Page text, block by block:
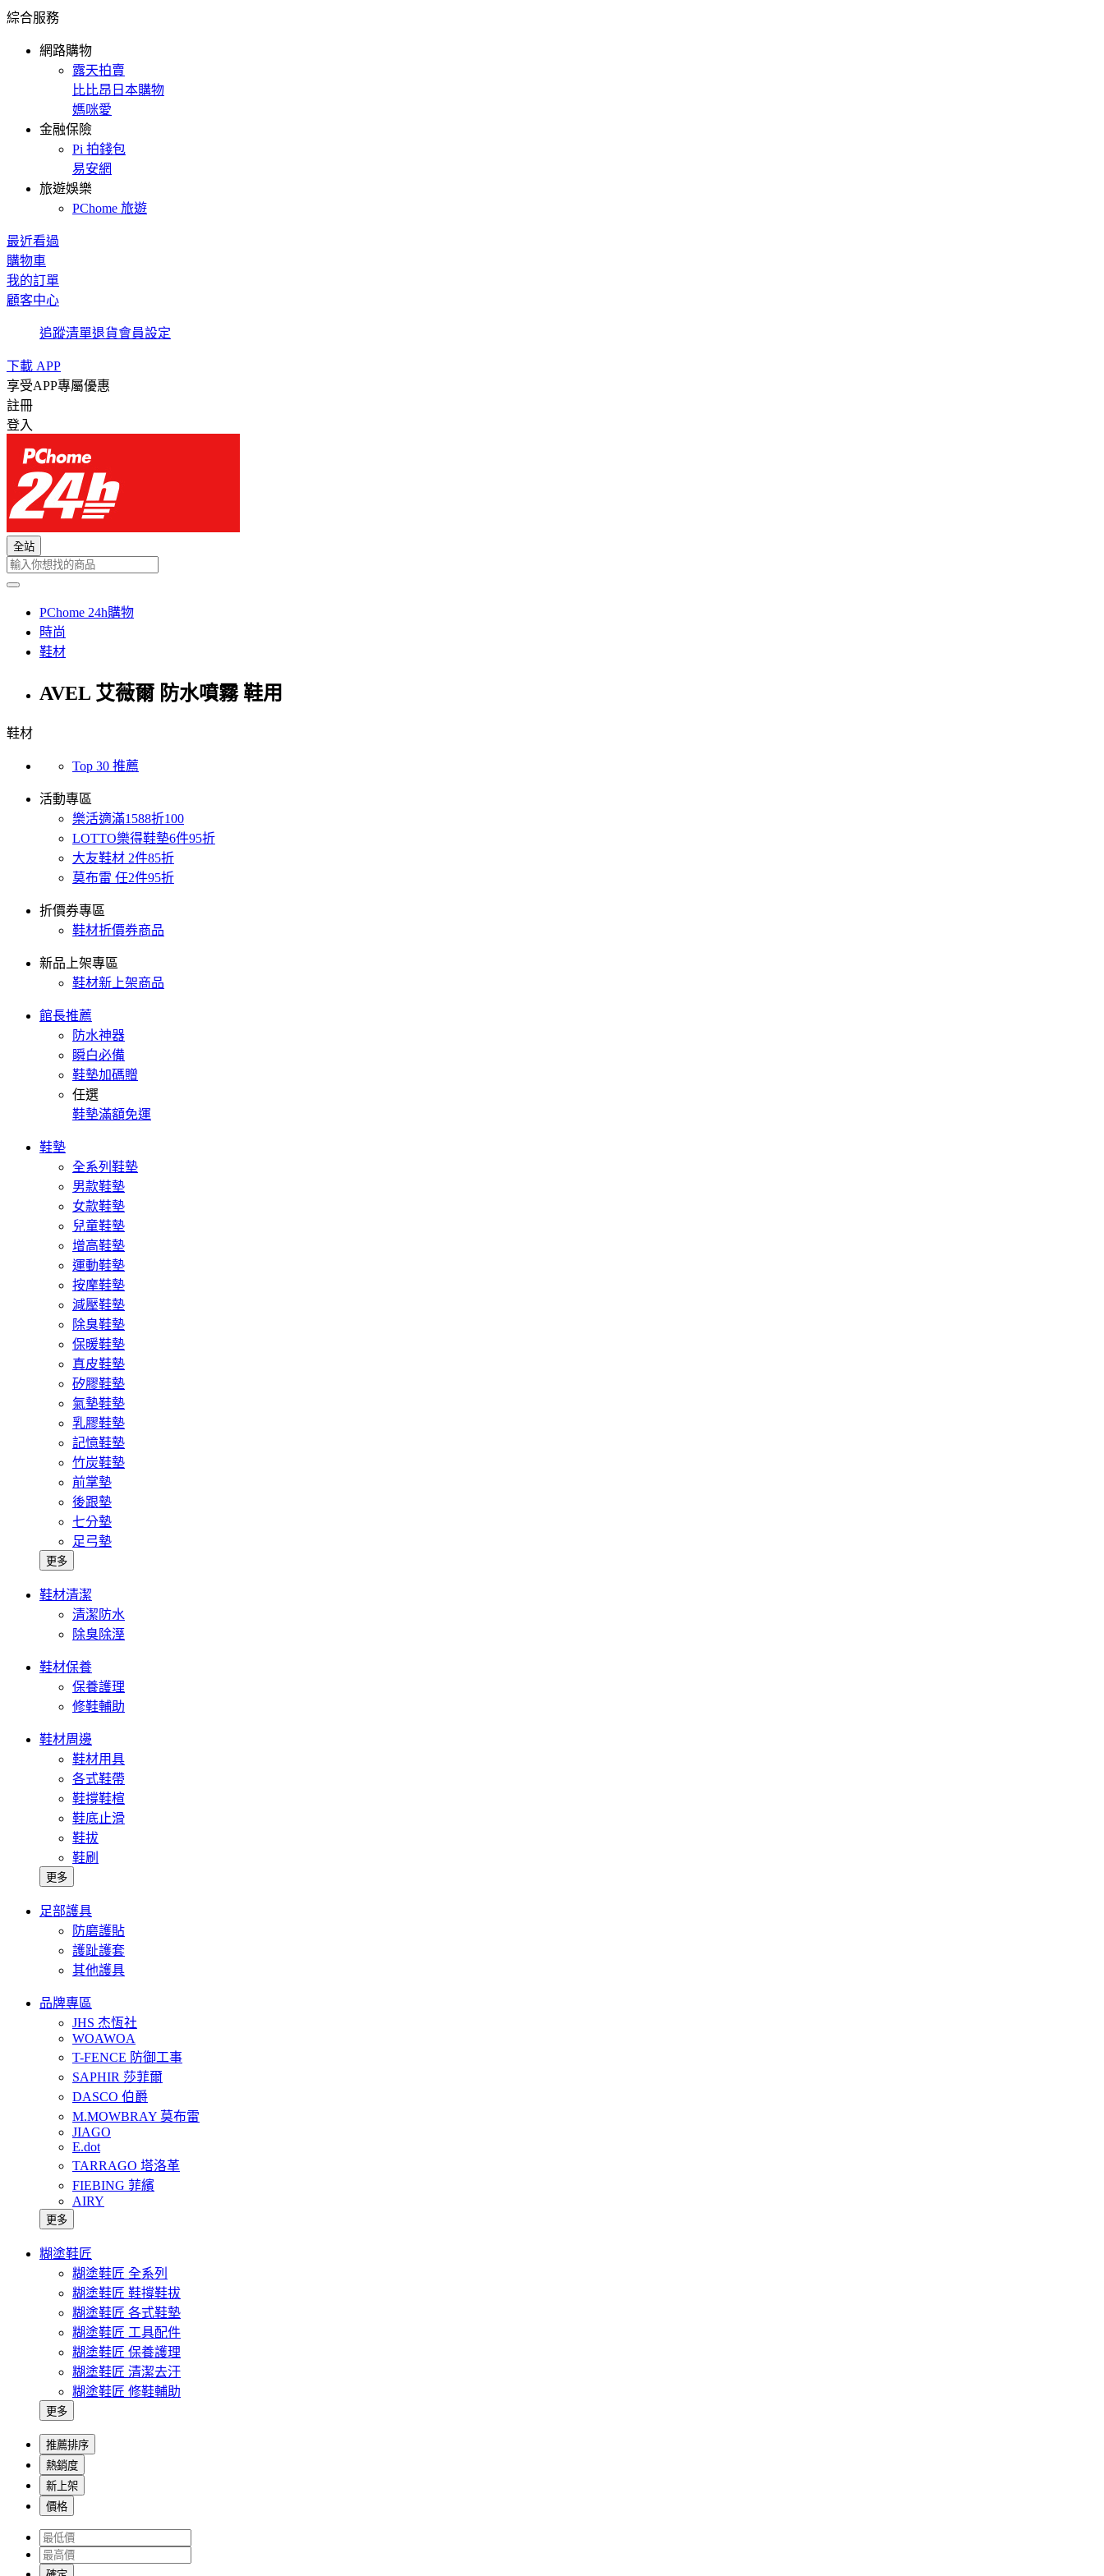
綜合服務
網路購物
露天拍賣
比比昂日本購物
媽咪愛
金融保險
Pi 拍錢包
易安網
旅遊娛樂
PChome 旅遊
最近看過
購物車
我的訂單
顧客中心
追蹤清單退貨會員設定
下載 APP
享受APP專屬優惠
註冊
登入
全站
PChome 24h購物
時尚
鞋材
AVEL 艾薇爾 防水噴霧 鞋用
鞋材
Top 30 推薦
活動專區
樂活適滿1588折100
LOTTO樂得鞋墊6件95折
大友鞋材 2件85折
莫布雷 任2件95折
折價券專區
鞋材折價券商品
新品上架專區
鞋材新上架商品
館長推薦
防水神器
瞬白必備
鞋墊加碼贈
任選
鞋墊滿額免運
鞋墊
全系列鞋墊
男款鞋墊
女款鞋墊
兒童鞋墊
增高鞋墊
運動鞋墊
按摩鞋墊
減壓鞋墊
除臭鞋墊
保暖鞋墊
真皮鞋墊
矽膠鞋墊
氣墊鞋墊
乳膠鞋墊
記憶鞋墊
竹炭鞋墊
前掌墊
後跟墊
七分墊
足弓墊
更多
鞋材清潔
清潔防水
除臭除溼
鞋材保養
保養護理
修鞋輔助
鞋材周邊
鞋材用具
各式鞋帶
鞋撐鞋楦
鞋底止滑
鞋拔
鞋刷
更多
足部護具
防磨護貼
護趾護套
其他護具
品牌專區
JHS 杰恆社
WOAWOA
T-FENCE 防御工事
SAPHIR 莎菲爾
DASCO 伯爵
M.MOWBRAY 莫布雷
JIAGO
E.dot
TARRAGO 塔洛革
FIEBING 菲繽
AIRY
更多
糊塗鞋匠
糊塗鞋匠 全系列
糊塗鞋匠 鞋撐鞋拔
糊塗鞋匠 各式鞋墊
糊塗鞋匠 工具配件
糊塗鞋匠 保養護理
糊塗鞋匠 清潔去汙
糊塗鞋匠 修鞋輔助
更多
推薦排序
熱銷度
新上架
價格